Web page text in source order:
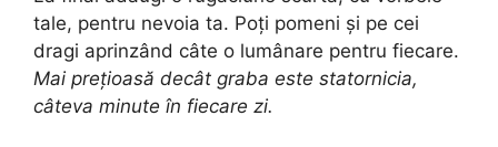
tale, pentru nevoia ta. Poți pomeni și pe cei
dragi aprinzând câte o lumânare pentru fiecare.
Mai prețioasă decât graba este statornicia,
câteva minute în fiecare zi.